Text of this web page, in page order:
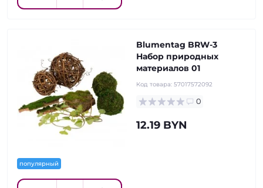
популярный
Blumentag BRW-3
Набор природных
материалов 01
Код товара: 57017572092
0
12.19 BYN